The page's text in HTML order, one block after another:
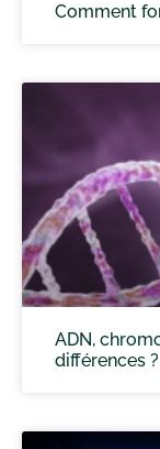
Comment
ADN,
différences ?